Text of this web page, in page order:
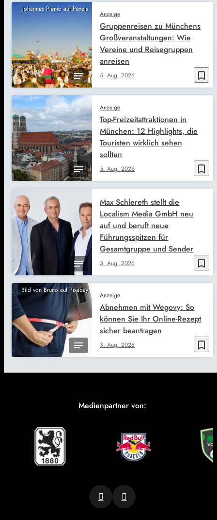
Johannes Plenio auf Pexels
bookmark_border
Anzeige
5. Aug. 2026
Gruppenreisen zu Münchens
Großveranstaltungen: Wie
Vereine und Reisegruppen
anreisen
bookmark_border
Anzeige
5. Aug. 2026
Top-Freizeitattraktionen in
München: 12 Highlights, die
Touristen wirklich sehen
sollten
bookmark_border
5. Aug. 2026
Max Schlereth stellt die
Localism Media GmbH neu
auf und beruft neue
Führungsspitzen für
Gesamtgruppe und Sender
Bild von Bruno auf Pixabay
bookmark_border
Anzeige
3. Aug. 2026
Abnehmen mit Wegovy: So
können Sie Ihr Online-Rezept
sicher beantragen
Medienpartner von: